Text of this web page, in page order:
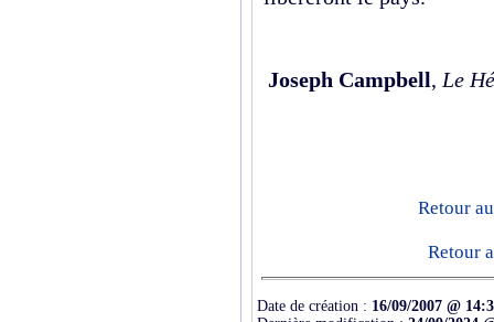
Joseph Campbell, Le
Retour
Retour
Date de création : 16/09/2007 @